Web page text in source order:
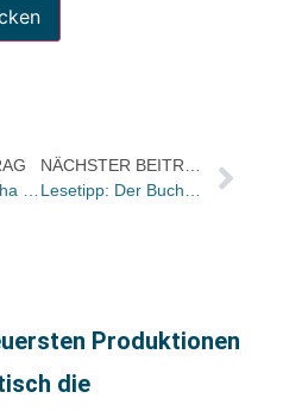
40. Standort: Alpha Buchhandlung übernimmt Schneider/Am Kölner Tor in Siegen / Filiale mit Modellcharakter
NÄCHSTER BEITRAG
Lesetipp: Der Buchhandel im Südwesten. Eine Bestandsaufnahme
Produktionen
die